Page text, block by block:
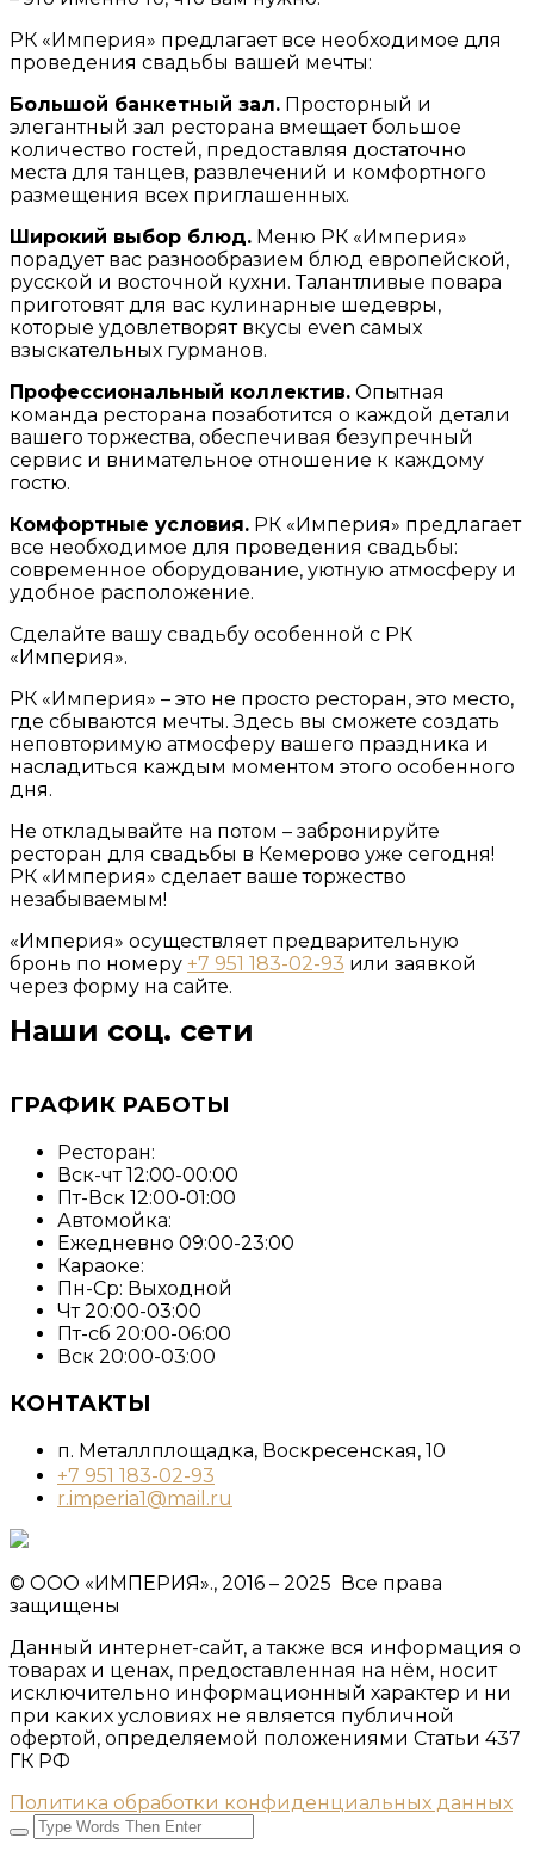
РК «Империя» предлагает все необходимое для
проведения свадьбы вашей мечты:
Большой банкетный зал. Просторный и
элегантный зал ресторана вмещает большое
количество гостей, предоставляя достаточно
места для танцев, развлечений и комфортного
размещения всех приглашенных.
Широкий выбор блюд. Меню РК «Империя»
порадует вас разнообразием блюд европейской,
русской и восточной кухни. Талантливые повара
приготовят для вас кулинарные шедевры,
которые удовлетворят вкусы even самых
взыскательных гурманов.
Профессиональный коллектив. Опытная
команда ресторана позаботится о каждой детали
вашего торжества, обеспечивая безупречный
сервис и внимательное отношение к каждому
гостю.
Комфортные условия. РК «Империя» предлагает
все необходимое для проведения свадьбы:
современное оборудование, уютную атмосферу и
удобное расположение.
Сделайте вашу свадьбу особенной с РК
«Империя».
РК «Империя» – это не просто ресторан, это место,
где сбываются мечты. Здесь вы сможете создать
неповторимую атмосферу вашего праздника и
насладиться каждым моментом этого особенного
дня.
Не откладывайте на потом – забронируйте
ресторан для свадьбы в Кемерово уже сегодня!
РК «Империя» сделает ваше торжество
незабываемым!
«Империя» осуществляет предварительную
бронь по номеру +7 951 183-02-93 или заявкой
через форму на сайте.
Наши соц. сети
ГРАФИК РАБОТЫ
Ресторан:
Вск-чт 12:00-00:00
Пт-Вск 12:00-01:00
Автомойка:
Ежедневно 09:00-23:00
Караоке:
Пн-Ср: Выходной
Чт 20:00-03:00
Пт-сб 20:00-06:00
Вск 20:00-03:00
КОНТАКТЫ
п. Металлплощадка, ​Воскресенская, 10​
+7 951 183-02-93
r.imperia1@mail.ru
© ООО «ИМПЕРИЯ»., 2016 – 2025 Все права
защищены
Данный интернет-сайт, а также вся информация о
товарах и ценах, предоставленная на нём, носит
исключительно информационный характер и ни
при каких условиях не является публичной
офертой, определяемой положениями Статьи 437
ГК РФ
Политика обработки конфиденциальных данных